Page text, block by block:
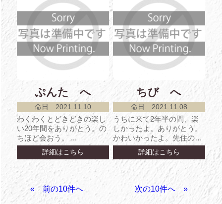
ぷんた へ
命日 2021.11.10
わくわくとどきどきの楽し
い20年間をありがとう。の
ちほど会おう。 ...
詳細はこちら
ちび へ
命日 2021.11.08
うちに来て2年半の間、楽
しかったよ。ありがとう。
かわいかったよ。先住のあ
んずちゃん、きいちゃんと
仲良くしてたネ。病気に...
詳細はこちら
« »